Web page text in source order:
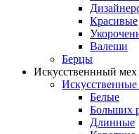
Красивые
Валеши
Берцы
Искусственнный мех
Белые
Больших
Длинные